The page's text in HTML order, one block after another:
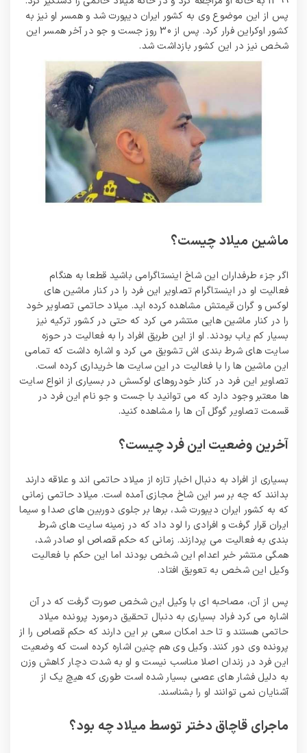
میلیون تومان
پس از این موضوع وی به کشور ایران دیپورت شد و همسر او نیز به
کشور اوکراین فرار کرد. پس از 30 روز جست و جو در آخر همسر این
شخص نیز در این کشور بازداشت شد.
ماشین میلاد چیست؟
اگر جزء طرفداران این شاخ اینستاگرامی باشید قطعا به هنگام
فعالیت او در اینستاگرام تصاویر این فرد را در کنار ماشین های
لوکس و گران قیمتش مشاهده کرده اید. میلاد حاتمی تصاویر خود
را در کنار ماشین هایی منتشر می کرد که حتی در کشور ترکیه نیز
بسیار کم یاب بودند. او از این طریق افراد را به فعالیت در حوزه
سایت های شرط بندی اش تشویق می کرد و اشاره داشت که تمامی
این ماشین ها را با فعالیت در این سایت ها خریداری کرده است.
تصاویر این فرد در کنار خودروهای لوکسش در بسیاری از انواع سایت
ها معتبر وجود دارد که می توانید با جست و جو نام این فرد در
قسمت تصاویر گوگل آن ها را مشاهده کنید.
آخرین وضعیت این فرد چیست؟
بسیاری از افراد به دنبال اخبار تازه از میلاد حاتمی اند و علاقه دارند
بدانند که چه بر سر این شاخ مجازی آمده است. میلاد حاتمی زمانی
که به کشور ایران دیپورت شد، برها بر جلوی دوربین های صدا و سیما
ایران قرار گرفت و افرادی را لود داد که در زمینه سایت های شرط
بندی به فعالیت می پردازند. زمانی که حکم قصاص او صادر شد،
همگی منتشر خبر اعدام این شخص بودند اما این حکم با فعالیت
وکیل این شخص به تعویق افتاد.
پس از آن، مصاحبه ای با وکیل این شخص صورت گرفت که در آن
اشاره می کرد فراد بسیاری به دنبال تحقیق درمورد پرونده میلاد
حاتمی هستند و تا حد امکان سعی بر این دارند که حکم قصاص را از
پرونده وی دور کنند. وکیل وی هم چنین اشاره کرده است که وضعیت
این فرد در زندان اصلا مناسب نیست و او به شدت دچار کاهش وزن
به دلیل فشار های عصبی بسیار شده است طوری که هیچ یک از
آشنایان نمی توانند او را بشناسند.
ماجرای قاچاق دختر توسط میلاد چه بود؟